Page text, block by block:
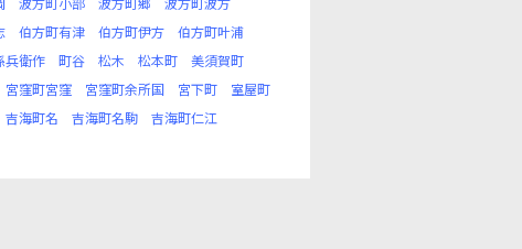
伯方町有津 伯方町伊方
伯方町叶浦
兵衛作 町谷 松木 松本町
美須賀町
宮窪町宮窪 宮窪町余所国 宮下町
室屋町
吉海町名 吉海町名駒
吉海町仁江